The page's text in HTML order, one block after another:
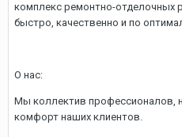
комплекс ремонтно-отделочных
быстро, качественно и по
О нас:
Мы коллектив профессионалов,
комфорт наших клиентов.